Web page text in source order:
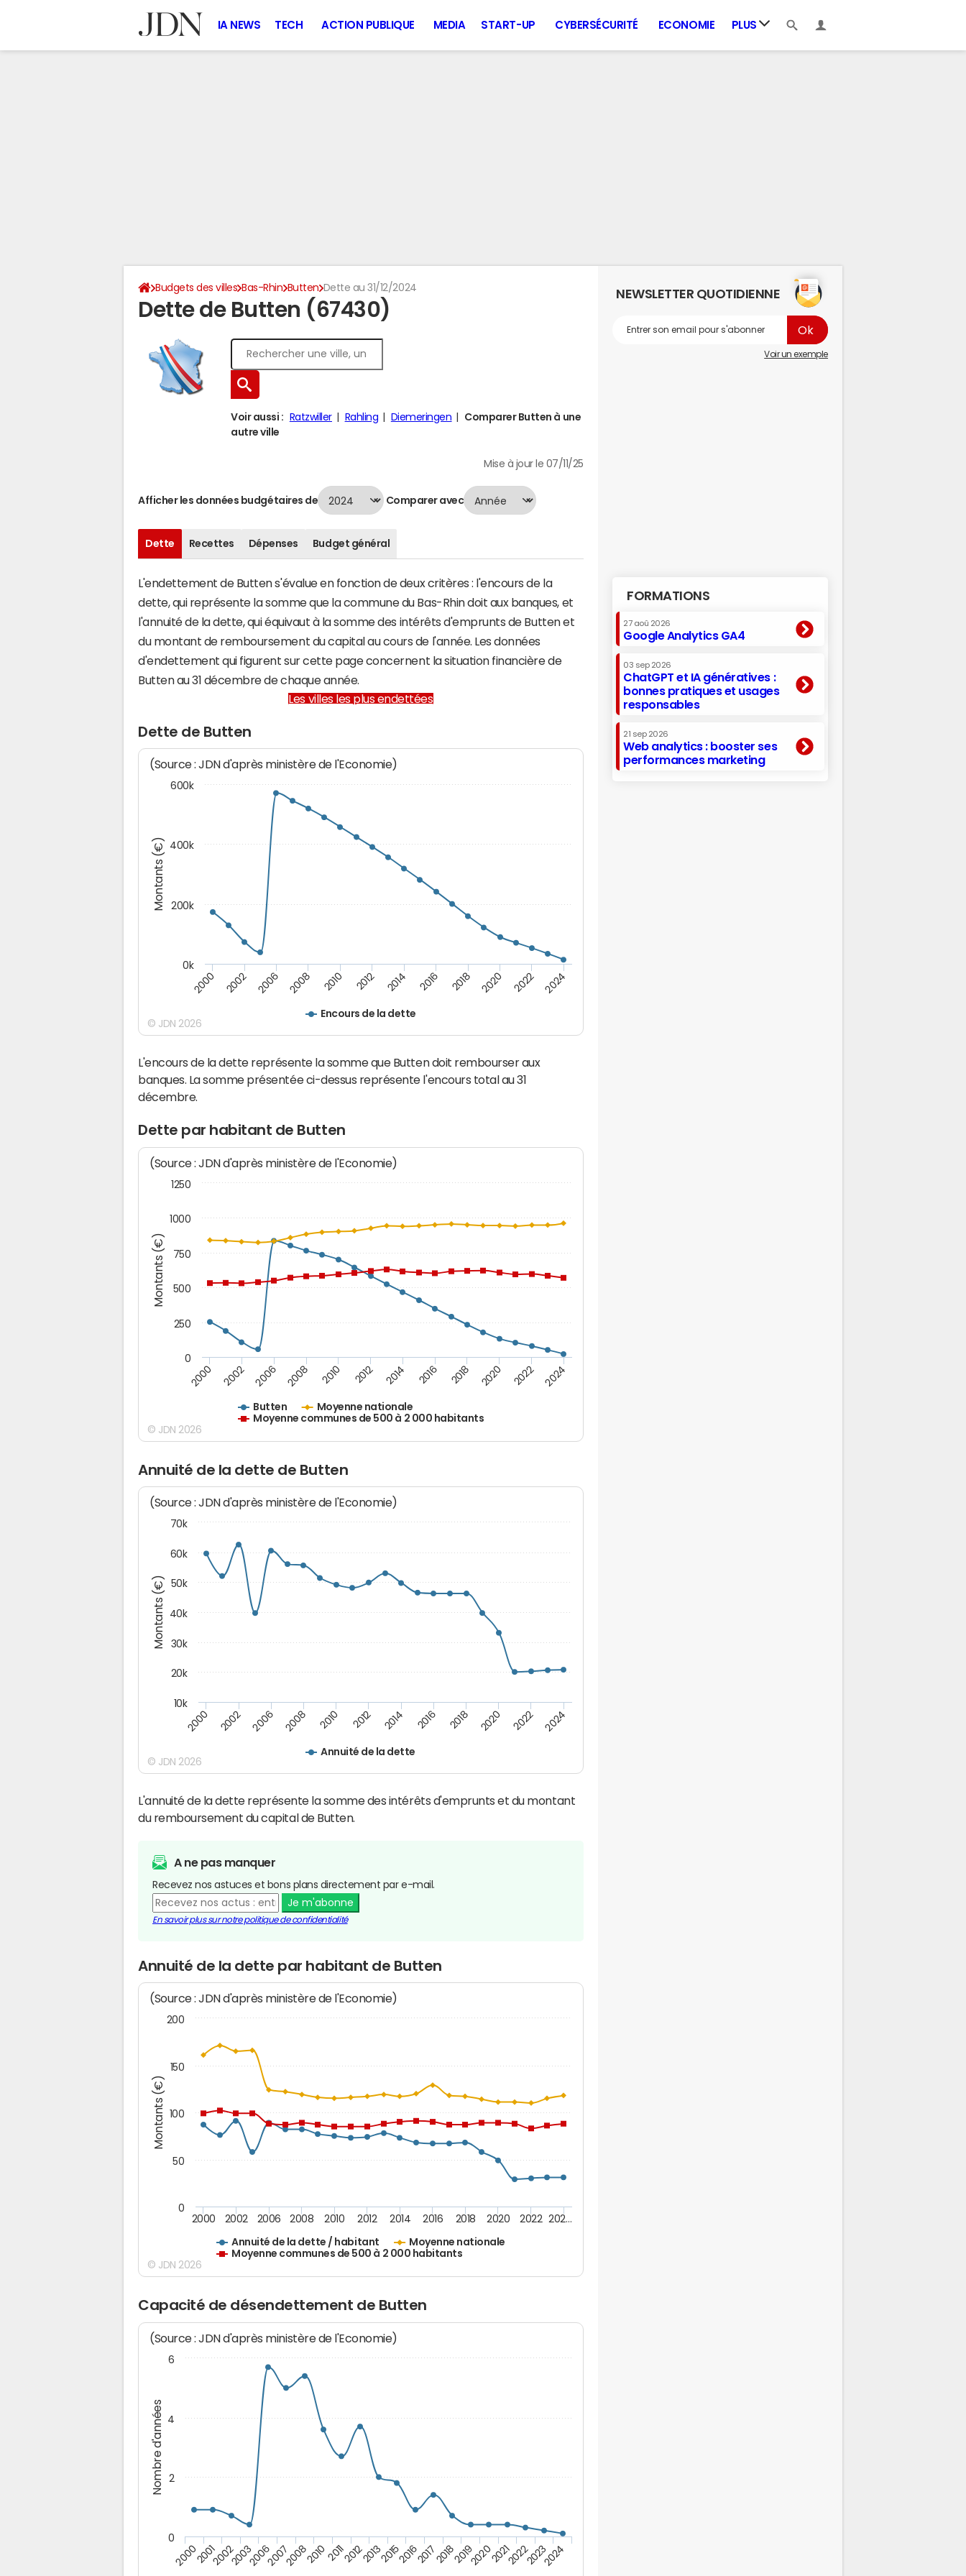
IA NEWS TECH ACTION PUBLIQUE MEDIA START-UP CYBERSÉCURITÉ ECONOMIE PLUS
Budgets des villes Bas-Rhin Butten Dette au 31/12/2024
Dette de Butten (67430)
Voir aussi : Ratzwiller Rahling Diemeringen
Comparer Butten à une
autre ville
Mise à jour le 07/11/25
Afficher les données budgétaires de Comparer avec
Dette Recettes Dépenses Budget général
L'endettement de Butten s'évalue en fonction de deux critères : l'encours de la
dette, qui représente la somme que la commune du Bas-Rhin doit aux banques, et
l'annuité de la dette, qui équivaut à la somme des intérêts d'emprunts de Butten et
du montant de remboursement du capital au cours de l'année. Les données
d'endettement qui figurent sur cette page concernent la situation financière de
Butten au 31 décembre de chaque année.
Les villes les plus endettées
Dette de Butten
Montants (€)
(Source : JDN d'après ministère de l'Economie)
Encours de la dette
2000 2002 2006 2008 2010 2012 2014 2016 2018 2020 2022 2024
0k
200k
400k
600k
© JDN 2026
L'encours de la dette représente la somme que Butten doit rembourser aux
banques. La somme présentée ci-dessus représente l'encours total au 31
décembre.
Dette par habitant de Butten
Montants (€)
(Source : JDN d'après ministère de l'Economie)
Butten
Moyenne nationale
Moyenne communes de 500 à 2 000 habitants
2000 2002 2006 2008 2010 2012 2014 2016 2018 2020 2022 2024
0
250
500
750
1000
1250
© JDN 2026
Annuité de la dette de Butten
Montants (€)
(Source : JDN d'après ministère de l'Economie)
Annuité de la dette
2000 2002 2006 2008 2010 2012 2014 2016 2018 2020 2022 2024
10k
20k
30k
40k
50k
60k
70k
© JDN 2026
L'annuité de la dette représente la somme des intérêts d'emprunts et du montant
du remboursement du capital de Butten.
A ne pas manquer
Recevez nos astuces et bons plans directement par e-mail.
Je m'abonne
En savoir plus sur notre politique de confidentialité
Annuité de la dette par habitant de Butten
Montants (€)
(Source : JDN d'après ministère de l'Economie)
Annuité de la dette / habitant
Moyenne nationale
Moyenne communes de 500 à 2 000 habitants
2000 2002 2006 2008 2010 2012 2014 2016 2018 2020 2022 202…
0
50
100
150
200
© JDN 2026
Capacité de désendettement de Butten
Nombre d'années
(Source : JDN d'après ministère de l'Economie)
200020012002200320062007200820102011201220132015201620172018201920202021202220232024
0
2
4
6
NEWSLETTER QUOTIDIENNE
Voir un exemple
FORMATIONS
27 aoû 2026
Google Analytics GA4
03 sep 2026
ChatGPT et IA génératives :
bonnes pratiques et usages
responsables
21 sep 2026
Web analytics : booster ses
performances marketing